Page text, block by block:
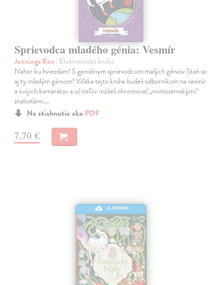
Sprievodca mladého génia: Vesmír
Jennings Ken | Elektronická kniha
Nahor ku hviezdam! S geniálnym sprievodcom malých géniov Staň sa
aj ty mladým géniom! Vďaka tejto knihe budeš odborníkom na vesmír
a svojich kamarátov a učiteľov môžeš ohromovať „mimozemskými“
znalosťami.…
Na stiahnutie ako PDF
7,70 €
E-KNIHA